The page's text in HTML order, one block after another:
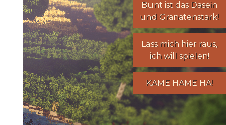
Bunt ist das Dasein
und Granatenstark!
Lass mich hier raus,
ich will spielen!
KAME HAME HA!